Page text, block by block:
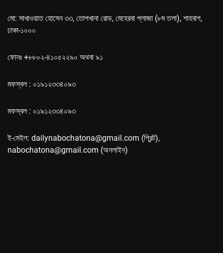
মো: সাখাওয়াত হোসেন ৩৩, তোপখানা রোড, মেহেরবা প্লাজা (৮ম তলা), শাহবাগ,
ঢাকা-১০০০
ফোনঃ +৮৮০২-৪১০৫২২৯০ অথবা ৯১
মফস্বল : ০১৯১২৩৩৪০৯৩
মফস্বল : ০১৯১২৩৩৪০৯৩
ই-মেইল: dailynabochatona@gmail.com (প্রিন্ট),
nabochatona@gmail.com (অনলাইন)